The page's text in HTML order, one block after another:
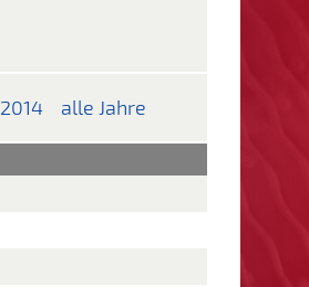
2014 alle Jahre